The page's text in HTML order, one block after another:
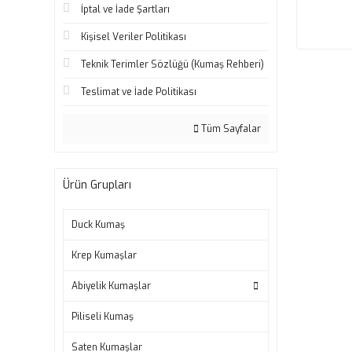
İptal ve İade Şartları
Kişisel Veriler Politikası
Teknik Terimler Sözlüğü (Kumaş Rehberi)
Teslimat ve İade Politikası
Tüm Sayfalar
Ürün Grupları
Duck Kumaş
Krep Kumaşlar
Abiyelik Kumaşlar
Piliseli Kumaş
Saten Kumaşlar